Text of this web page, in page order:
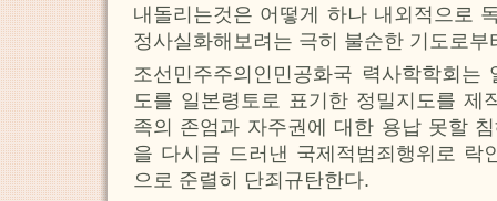
내돌리는것은 어떻게 하나 내외적으로
정사실화해보려는 극히 불순한 기도로부
조선민주주의인민공화국 력사학학회
도를 일본령토로 표기한 정밀지도를 제
족의 존엄과 자주권에 대한 용납 못할
을 다시금 드러낸 국제적범죄행위로 락
으로 준렬히 단죄규탄한다.